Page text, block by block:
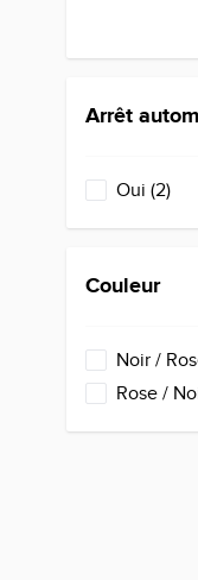
Arrêt
Oui (2)
Couleur
Noir /
Rose /